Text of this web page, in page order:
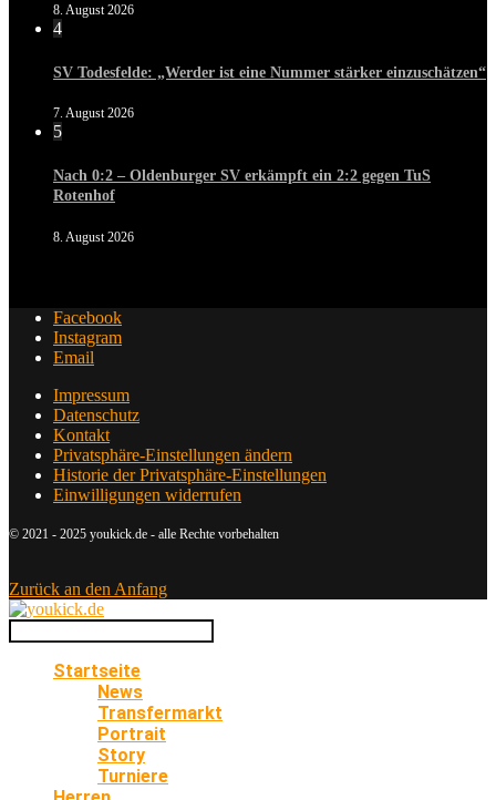
8. August 2026
4
SV Todesfelde: „Werder ist eine Nummer stärker einzuschätzen“
7. August 2026
5
Nach 0:2 – Oldenburger SV erkämpft ein 2:2 gegen TuS
Rotenhof
8. August 2026
Facebook
Instagram
Email
Impressum
Datenschutz
Kontakt
Privatsphäre-Einstellungen ändern
Historie der Privatsphäre-Einstellungen
Einwilligungen widerrufen
© 2021 - 2025 youkick.de - alle Rechte vorbehalten
Zurück an den Anfang
Startseite
News
Transfermarkt
Portrait
Story
Turniere